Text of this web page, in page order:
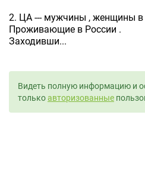
2. ЦА --- мужчины , женщины в
Проживающие в России .
Заходивши...
Видеть полную информацию и
толькоавторизованные